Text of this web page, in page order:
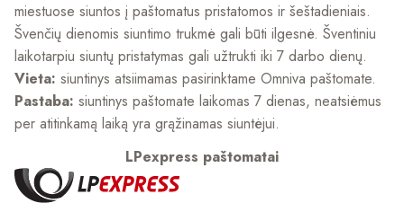
miestuose siuntos į paštomatus pristatomos ir šeštadieniais.
Švenčių dienomis siuntimo trukmė gali būti ilgesnė. Šventiniu
laikotarpiu siuntų pristatymas gali užtrukti iki 7 darbo dienų.
Vieta: siuntinys atsiimamas pasirinktame Omniva paštomate.
Pastaba: siuntinys paštomate laikomas 7 dienas, neatsiėmus
per atitinkamą laiką yra grąžinamas siuntėjui.
LPexpress paštomatai